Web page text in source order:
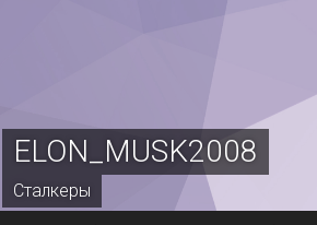
ELON_MUSK2008
Сталкеры